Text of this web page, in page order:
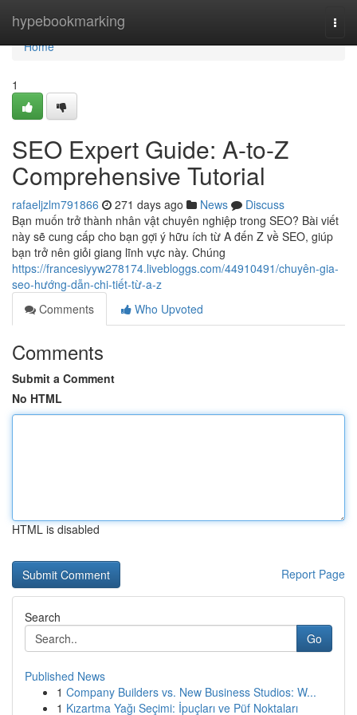
hypebookmarking
Home
Home
1
SEO Expert Guide: A-to-Z
Comprehensive Tutorial
rafaeljzlm791866 271 days ago News
Discuss
Bạn muốn trở thành nhân vật chuyên nghiệp trong SEO? Bài viết
này sẽ cung cấp cho bạn gợi ý hữu ích từ A đến Z về SEO, giúp
bạn trở nên giỏi giang lĩnh vực này. Chúng
https://francesiyyw278174.livebloggs.com/44910491/chuyên-gia-
seo-hướng-dẫn-chi-tiết-từ-a-z
Comments
Who Upvoted
Comments
Submit a Comment
No HTML
HTML is disabled
Report Page
Search
Go
Published News
1 Company Builders vs. New Business Studios: W...
1 Kızartma Yağı Seçimi: İpuçları ve Püf Noktaları